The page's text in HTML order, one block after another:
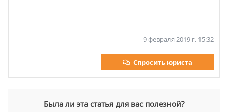
9 февраля 2019 г. 15:32
Спросить юриста
Была ли эта статья для вас полезной?